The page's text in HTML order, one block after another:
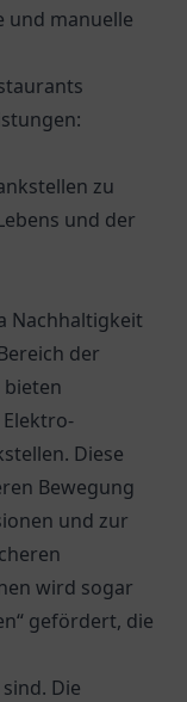
und manuelle
zu
und der
Nachhaltigkeit
der
Diese
Bewegung
und zur
wird sogar
gefördert, die
Die